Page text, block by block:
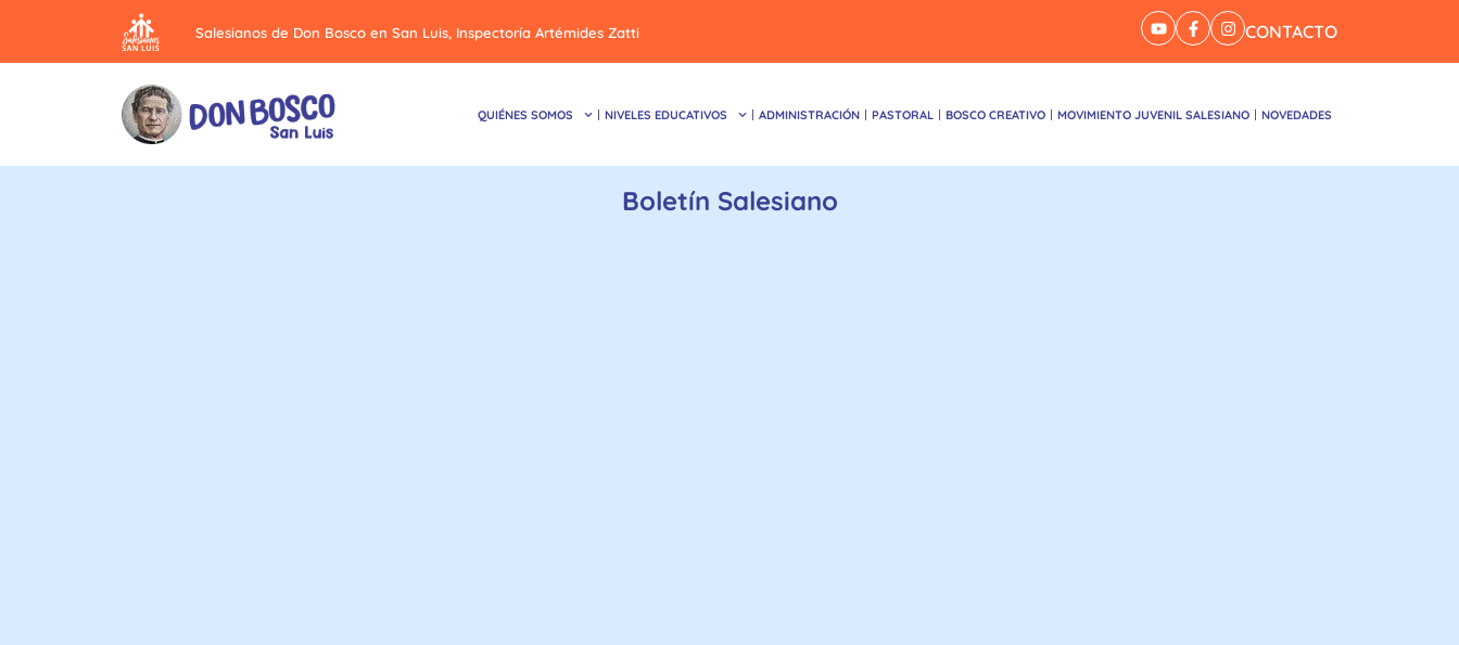
Salesianos de Don Bosco en San Luis, Inspectoría Artémides Zatti CONTACTO
QUIÉNES SOMOS NIVELES EDUCATIVOS ADMINISTRACIÓN PASTORAL BOSCO CREATIVO MOVIMIENTO JUVENIL SALESIANO NOVEDADES
Boletín Salesiano